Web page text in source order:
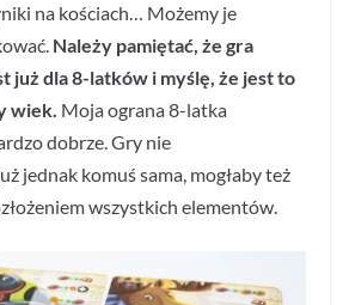
na kościach… Możemy je
Należy pamiętać, że gra
już dla 8-latków i myślę, że jest to
wiek. Moja ograna 8-latka
dobrze. Gry nie
jednak komuś sama, mogłaby też
wszystkich elementów.